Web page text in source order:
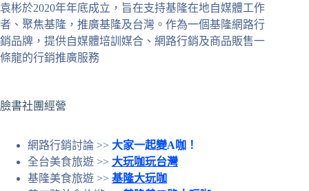
合
條
件
的
果
袁彬於2020年年底成立，旨在支持基隆在地自媒體工作
者、聚焦基隆，推廣基隆及台灣。作為一個基隆網路行
銷品牌，提供自媒體培訓媒合、網路行銷及商品販售一
條龍的行銷推廣服務
臉書社團經營
網路行銷討論 >> 大家一起變A咖！
全台美食旅遊 >> 大玩咖玩台灣
基隆美食旅遊 >> 基隆大玩咖